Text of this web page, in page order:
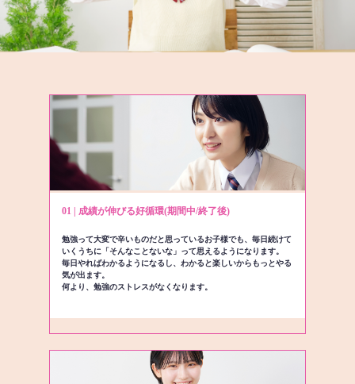
01 | 成績が伸びる好循環(期間中/終了後)
勉強って大変で辛いものだと思っているお子様でも、毎日続けて
いくうちに「そんなことないな」って思えるようになります。
毎日やればわかるようになるし、わかると楽しいからもっとやる
気が出ます。
何より、勉強のストレスがなくなります。